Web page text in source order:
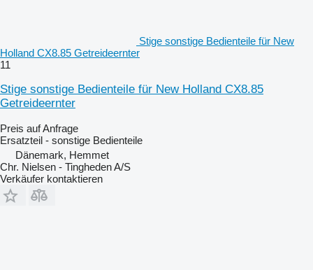
Stige sonstige Bedienteile für New
Holland CX8.85 Getreideernter
11
Stige sonstige Bedienteile für New Holland CX8.85
Getreideernter
Preis auf Anfrage
Ersatzteil - sonstige Bedienteile
Dänemark, Hemmet
Chr. Nielsen - Tingheden A/S
Verkäufer kontaktieren